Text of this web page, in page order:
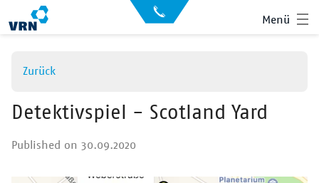
zum
Menü
Showroom
Anmelden
Zurück
Detektivspiel - Scotland Yard
Published on 30.09.2020